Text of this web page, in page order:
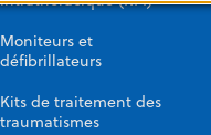
Moniteurs et
défibrillateurs
Kits de traitement des
traumatismes